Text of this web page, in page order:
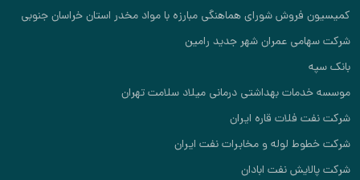
کمیسیون فروش شورای هماهنگی مبارزه با مواد مخدر استان خراسان جنوبی
شرکت سهامی عمران شهر جدید رامین
بانک سپه
موسسه خدمات بهداشتی درمانی میلاد سلامت تهران
شرکت نفت فلات قاره ایران
شرکت خطوط لوله و مخابرات نفت ایران
شرکت پالایش نفت ابادان